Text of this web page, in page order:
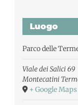
Luogo
Parco delle
Viale dei Salici 69
Montecatini
+ Google Maps